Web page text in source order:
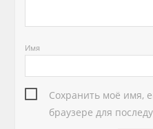
Имя
Сохранить моё имя,
браузере для